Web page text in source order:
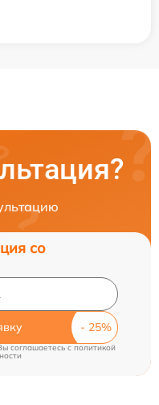
со
соглашаетесь cполитикой